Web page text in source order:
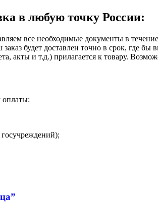
в любую точку России:
все необходимые документы в
будет доставлен точно в срок, где бы
акты и т.д.) прилагается к товару.
госучреждений);